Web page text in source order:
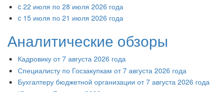
c 22 июля по 28 июля 2026 года
c 15 июля по 21 июля 2026 года
Аналитические обзоры
Кадровику от 7 августа 2026 года
Специалисту по Госзакупкам от 7 августа 2026 года
Бухгалтеру бюджетной организации от 7 августа 2026 года